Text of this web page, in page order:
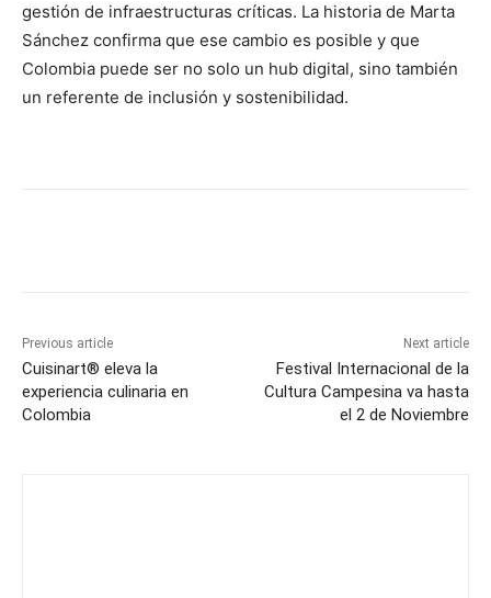
gestión de infraestructuras críticas. La historia de Marta
Sánchez confirma que ese cambio es posible y que
Colombia puede ser no solo un hub digital, sino también
un referente de inclusión y sostenibilidad.
Previous article
Cuisinart® eleva la
experiencia culinaria en
Colombia
Next article
Festival Internacional de la
Cultura Campesina va hasta
el 2 de Noviembre